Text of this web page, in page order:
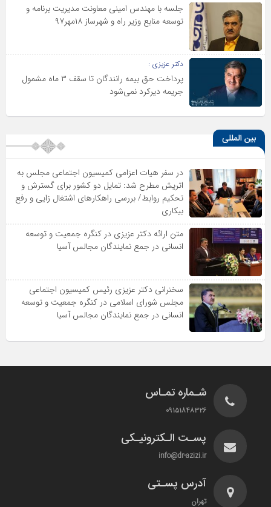
جلسه با مهندس امینی معاونت مدیریت برنامه و
توسعه منابع وزیر راه و شهرساز ۱۸مهر۹۷
دکتر عزیزی :
پرداخت حق بیمه رانندگان تا سقف ۳ ماه مشمول
جریمه دیرکرد نمی‌شود
بین المللی
در سفر هیات اعزامی کمیسیون اجتماعی مجلس به
اتریش مطرح شد: تمایل دو کشور برای گسترش و
تحکیم روابط/ بررسی راهکارهای اشتغال زایی و رفع
بیکاری
متن ارائه دکتر عزیزى در کنگره جمعیت و توسعه
انسانى در جمع نمایندگان مجالس آسیا
سخنرانى دکتر عزیزى رئیس کمیسیون اجتماعى
مجلس شوراى اسلامى در کنگره جمعیت و توسعه
انسانى در جمع نمایندگان مجالس آسیا
شـماره تمـاس
۰۹۱۵۱۸۴۸۳۲۶
پسـت الـکترونیـکی
info@dr-azizi.ir
آدرس پسـتی
تهران